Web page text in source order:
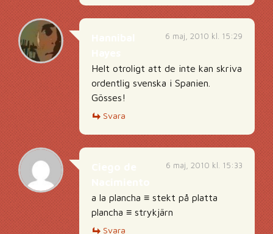
6 maj, 2010 kl. 15:29
Helt otroligt att de inte kan skriva
ordentlig svenska i Spanien.
Gösses!
Svara
6 maj, 2010 kl. 15:33
a la plancha ≡ stekt på platta
plancha ≡ strykjärn
Svara